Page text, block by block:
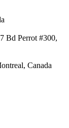
Bd Perrot #300,
Canada